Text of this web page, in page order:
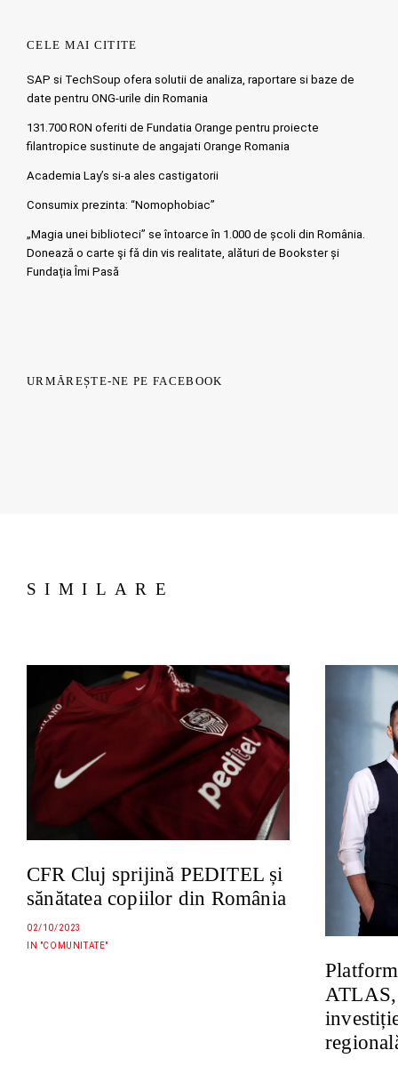
CELE MAI CITITE
SAP si TechSoup ofera solutii de analiza, raportare si baze de
date pentru ONG-urile din Romania
131.700 RON oferiti de Fundatia Orange pentru proiecte
filantropice sustinute de angajati Orange Romania
Academia Lay’s si-a ales castigatorii
Consumix prezinta: “Nomophobiac”
„Magia unei biblioteci” se întoarce în 1.000 de școli din România.
Doneazǎ o carte şi fǎ din vis realitate, alături de Bookster și
Fundația Îmi Pasă
URMĂREȘTE-NE PE FACEBOOK
SIMILARE
CFR Cluj sprijină PEDITEL și
sănătatea copiilor din România
02/10/2023
IN "COMUNITATE"
ATLAS,